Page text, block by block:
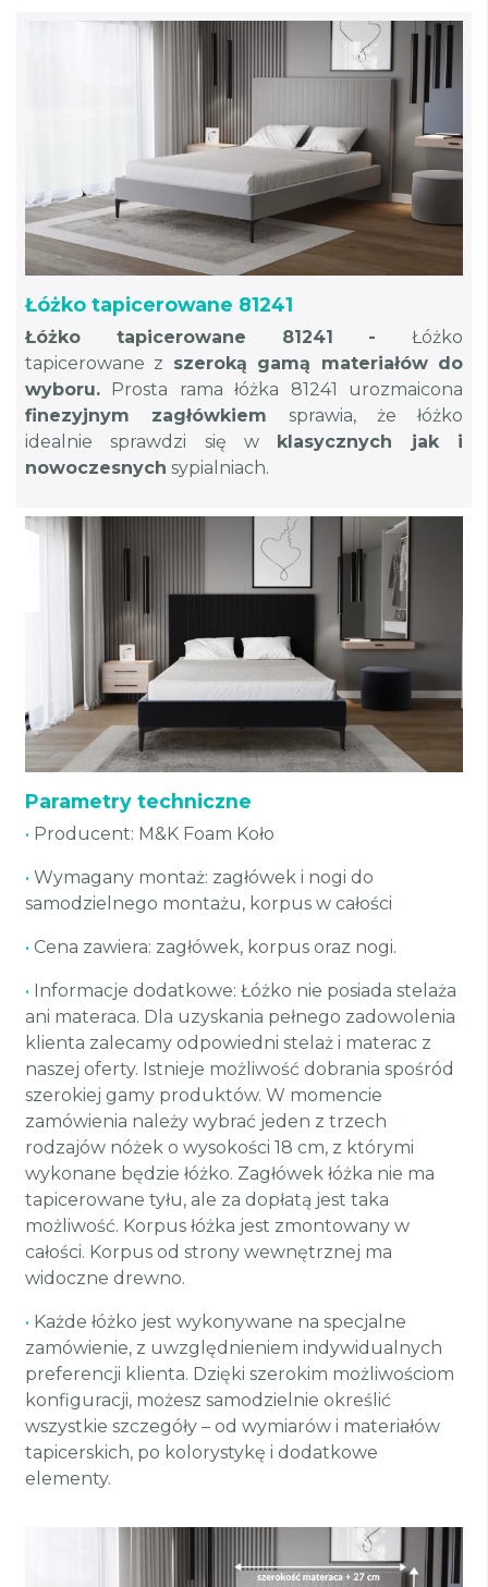
Łóżko tapicerowane 81241
Łóżko tapicerowane 81241 - Łóżko
tapicerowane z szeroką gamą materiałów do
wyboru. Prosta rama łóżka 81241 urozmaicona
finezyjnym zagłówkiem sprawia, że łóżko
idealnie sprawdzi się w
klasycznych jak i
nowoczesnych sypialniach.
Parametry techniczne
• Producent: M&K Foam Koło
• Wymagany montaż: zagłówek i nogi do
samodzielnego montażu, korpus w całości
• Cena zawiera: zagłówek, korpus oraz nogi.
• Informacje dodatkowe: Łóżko nie posiada stelaża
ani materaca. Dla uzyskania pełnego zadowolenia
klienta zalecamy odpowiedni stelaż i materac z
naszej oferty. Istnieje możliwość dobrania spośród
szerokiej gamy produktów. W momencie
zamówienia należy wybrać jeden z trzech
rodzajów nóżek o wysokości 18 cm, z którymi
wykonane będzie łóżko. Zagłówek łóżka nie ma
tapicerowane tyłu, ale za dopłatą jest taka
możliwość. Korpus łóżka jest zmontowany w
całości. Korpus od strony wewnętrznej ma
widoczne drewno.
• Każde łóżko jest wykonywane na specjalne
zamówienie, z uwzględnieniem indywidualnych
preferencji klienta. Dzięki szerokim możliwościom
konfiguracji, możesz samodzielnie określić
wszystkie szczegóły – od wymiarów i materiałów
tapicerskich, po kolorystykę i dodatkowe
elementy.